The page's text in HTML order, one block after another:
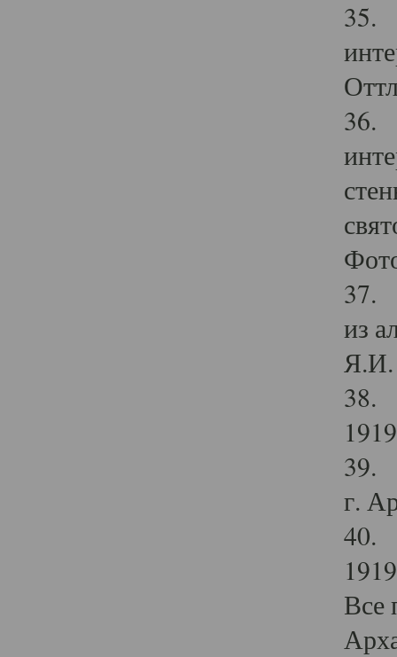
35.
36.
37.
из
Я.И.
38.
39.
г.
40.
Все